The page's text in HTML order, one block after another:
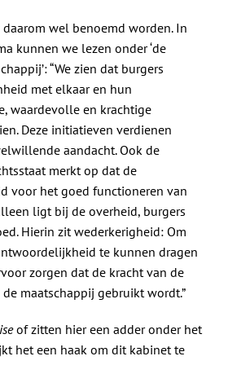
wel benoemd worden. In
kunnen we lezen onder ‘de
“We zien dat burgers
met elkaar en hun
waardevolle en krachtige
Deze initiatieven verdienen
aandacht. Ook de
merkt op dat de
voor het goed functioneren van
ligt bij de overheid, burgers
Hierin zit wederkerigheid: Om
te kunnen dragen
zorgen dat de kracht van de
maatschappij gebruikt wordt.”
of zitten hier een adder onder het
het een haak om dit kabinet te